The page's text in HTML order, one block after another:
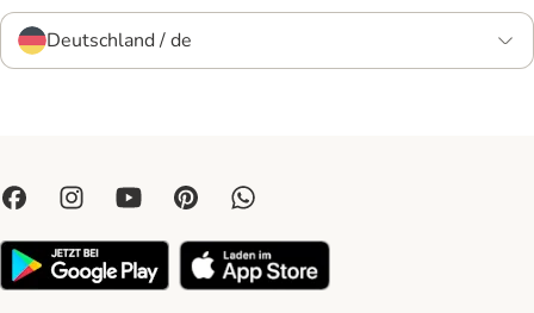
Deutschland / de